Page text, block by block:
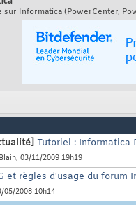
sur Informatica (PowerCenter,
Tutoriel : Informatica
, 03/11/2009 19h19
et règles d'usage du forum
05/2008 10h14